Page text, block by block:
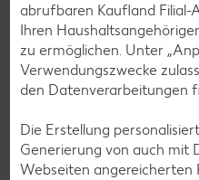
Unsere
abrufbaren Kaufland Filial-
Ihren
zu ermöglichen. Unter
Verwendungszwecke
den Datenverarbeitungen
Die Erstellung
Generierung von auch mit
Webseiten angereicherten